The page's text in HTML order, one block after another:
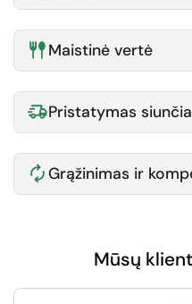
Maistinė vertė
Pristatymas
Grąžinimas ir
Mūsų